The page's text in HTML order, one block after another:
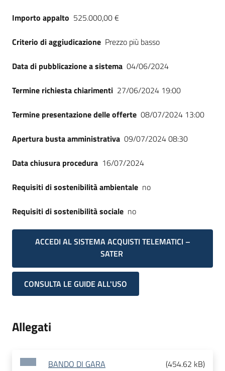
Importo appalto 525.000,00 €
Criterio di aggiudicazione Prezzo più basso
Data di pubblicazione a sistema 04/06/2024
Termine richiesta chiarimenti 27/06/2024 19:00
Termine presentazione delle offerte 08/07/2024 13:00
Apertura busta amministrativa 09/07/2024 08:30
Data chiusura procedura 16/07/2024
Requisiti di sostenibilità ambientale no
Requisiti di sostenibilità sociale no
ACCEDI AL SISTEMA ACQUISTI TELEMATICI –
SATER
CONSULTA LE GUIDE ALL'USO
Allegati
BANDO DI GARA (454.62 kB)